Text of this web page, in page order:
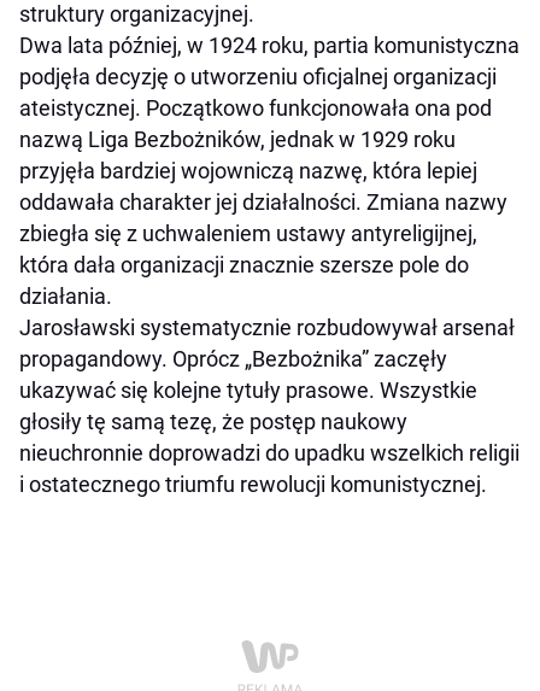
struktury organizacyjnej.
Dwa lata później, w 1924 roku, partia komunistyczna
podjęła decyzję o utworzeniu oficjalnej organizacji
ateistycznej. Początkowo funkcjonowała ona pod
nazwą Liga Bezbożników, jednak w 1929 roku
przyjęła bardziej wojowniczą nazwę, która lepiej
oddawała charakter jej działalności. Zmiana nazwy
zbiegła się z uchwaleniem ustawy antyreligijnej,
która dała organizacji znacznie szersze pole do
działania.
Jarosławski systematycznie rozbudowywał arsenał
propagandowy. Oprócz „Bezbożnika” zaczęły
ukazywać się kolejne tytuły prasowe. Wszystkie
głosiły tę samą tezę, że postęp naukowy
nieuchronnie doprowadzi do upadku wszelkich religii
i ostatecznego triumfu rewolucji komunistycznej.